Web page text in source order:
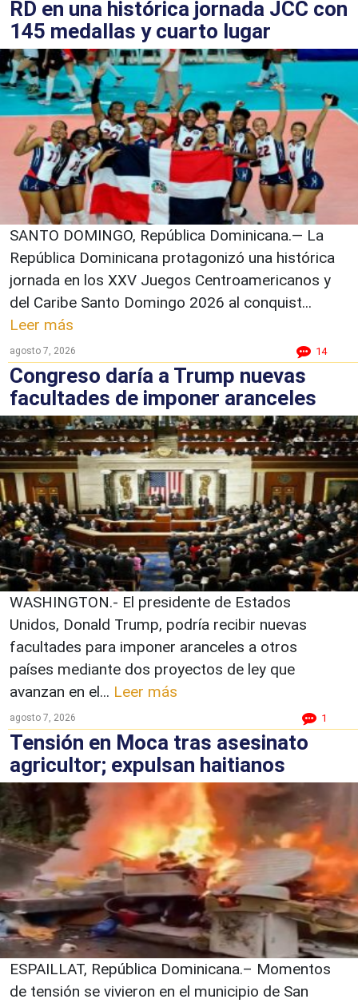
RD en una histórica jornada JCC con
145 medallas y cuarto lugar
SANTO DOMINGO, República Dominicana.— La
República Dominicana protagonizó una histórica
jornada en los XXV Juegos Centroamericanos y
del Caribe Santo Domingo 2026 al conquist...
Leer más
agosto 7, 2026 14
Congreso daría a Trump nuevas
facultades de imponer aranceles
WASHINGTON.- El presidente de Estados
Unidos, Donald Trump, podría recibir nuevas
facultades para imponer aranceles a otros
países mediante dos proyectos de ley que
avanzan en el... Leer más
agosto 7, 2026 1
Tensión en Moca tras asesinato
agricultor; expulsan haitianos
ESPAILLAT, República Dominicana.– Momentos
de tensión se vivieron en el municipio de San